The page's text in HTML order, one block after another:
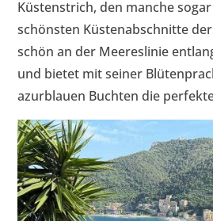
Küstenstrich, den manche
schönsten Küstenabschnitte
schön an der Meereslinie
und bietet mit seiner
azurblauen Buchten die